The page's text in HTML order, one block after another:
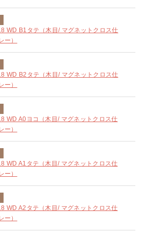
WD B1タテ（木目/ マグネットクロス仕
ー）
WD B2タテ（木目/ マグネットクロス仕
ー）
WD A0ヨコ（木目/ マグネットクロス仕
ー）
WD A1タテ（木目/ マグネットクロス仕
ー）
WD A2タテ（木目/ マグネットクロス仕
ー）